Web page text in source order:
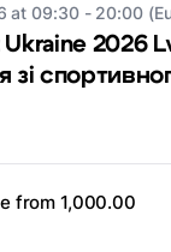
at 09:30 - 20:00
2026
зі
from1,000.00